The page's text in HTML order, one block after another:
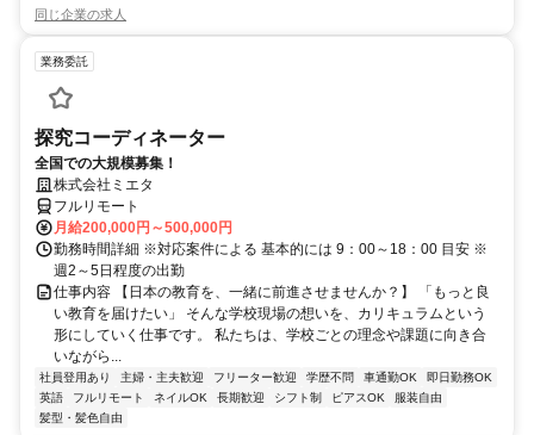
同じ企業の求人
業務委託
探究コーディネーター
全国での大規模募集！
株式会社ミエタ
フルリモート
月給200,000円～500,000円
勤務時間詳細 ※対応案件による 基本的には 9：00～18：00 目安 ※
週2～5日程度の出勤
仕事内容 【日本の教育を、一緒に前進させませんか？】 「もっと良
い教育を届けたい」 そんな学校現場の想いを、カリキュラムという
形にしていく仕事です。 私たちは、学校ごとの理念や課題に向き合
いながら...
社員登用あり 主婦・主夫歓迎 フリーター歓迎 学歴不問 車通勤OK
即日勤務OK
英語
フルリモート ネイルOK 長期歓迎 シフト制 ピアスOK
服装自由
髪型・髪色自由